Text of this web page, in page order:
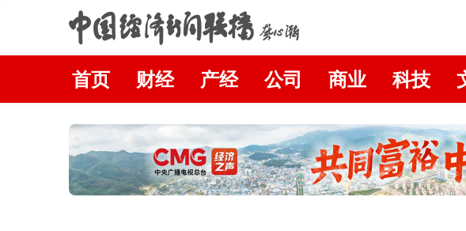
首页 财经 产经 公司 商业 科技